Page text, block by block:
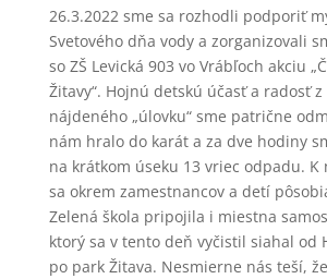
26.3.2022 sme sa rozhodli podporiť
Svetového dňa vody a zorganizovali
so ZŠ Levická 903 vo Vrábľoch akciu
Žitavy“. Hojnú detskú účasť a radosť
nájdeného „úlovku“ sme patrične
nám hralo do karát a za dve hodiny
na krátkom úseku 13 vriec odpadu. K
sa okrem zamestnancov a detí
Zelená škola pripojila i miestna
ktorý sa v tento deň vyčistil siahal od
po park Žitava. Nesmierne nás teší,